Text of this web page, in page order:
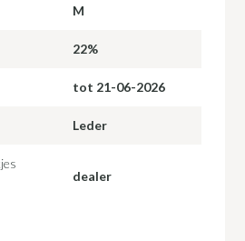
M
22%
tot 21-06-2026
Leder
dealer